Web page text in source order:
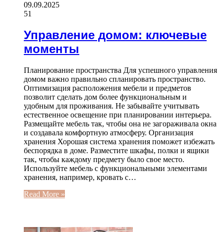
09.09.2025
51
Управление домом: ключевые
моменты
Планирование пространства Для успешного управления
домом важно правильно спланировать пространство.
Оптимизация расположения мебели и предметов
позволит сделать дом более функциональным и
удобным для проживания. Не забывайте учитывать
естественное освещение при планировании интерьера.
Размещайте мебель так, чтобы она не загораживала окна
и создавала комфортную атмосферу. Организация
хранения Хорошая система хранения поможет избежать
беспорядка в доме. Разместите шкафы, полки и ящики
так, чтобы каждому предмету было свое место.
Используйте мебель с функциональными элементами
хранения, например, кровать с…
Read More »